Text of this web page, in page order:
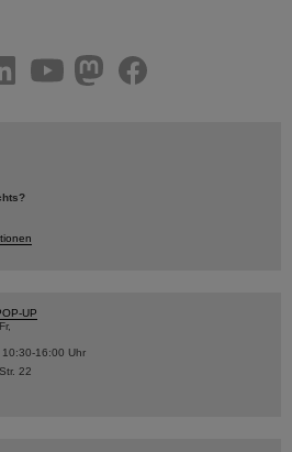
facebook
UP
16:00 Uhr
22